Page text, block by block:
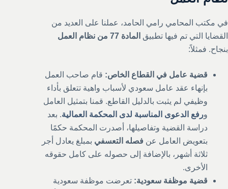
في مكتب المحامي رامي الحامد، عملنا على العديد من
القضايا التي تم فيها تطبيق المادة 77 من نظام العمل
بنجاح. فمثلاً:
قضية عامل في القطاع الخاص: قام صاحب العمل
بإنهاء عقد عامل سعودي لأسباب واهية تتعلق بأداء
وظيفي لم يثبت بالدليل القاطع. قمنا بتمثيل العامل
ورفع الدعوى المناسبة لدى المحكمة العمالية. بعد
دراسة القضية وتفاصيلها، أصدرت المحكمة حكمًا
بتعويض العامل عن فصله التعسفي بمبلغ يعادل أجر
ثلاثة أشهر، بالإضافة إلى حصوله على كامل حقوقه
الأخرى.
قضية موظفة سعودية: تعرضت موظفة سعودية